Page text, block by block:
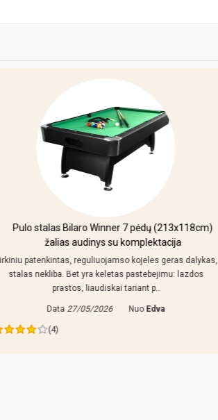
Pulo stalas Bilaro Winner 7 pėdų (213x118cm)
žalias audinys su komplektacija
patenkintas, reguliuojamso kojeles geras dalykas,
stalas nekliba. Bet yra keletas pastebejimu: lazdos
prastos, liaudiskai tariant p..
Data 27/05/2026 Nuo Edva
(4)